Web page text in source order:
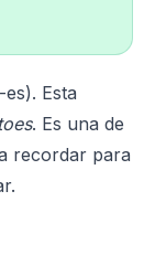
Esta
. Es una de
recordar para